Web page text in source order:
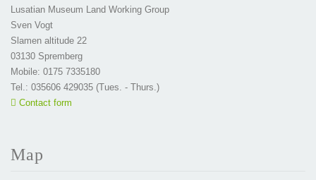
Lusatian Museum Land Working Group
Sven Vogt
Slamen altitude 22
03130 Spremberg
Mobile: 0175 7335180
Tel.: 035606 429035 (Tues. - Thurs.)
Contact form
Map